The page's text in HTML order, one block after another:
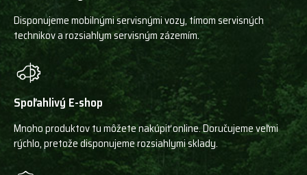
Disponujeme mobilnými servisnými vozy, tímom servisných
technikov a rozsiahlym servisným zázemím.
Spoľahlivý E-shop
Mnoho produktov tu môžete nakúpiť online. Doručujeme veľmi
rýchlo, pretože disponujeme rozsiahlymi sklady.